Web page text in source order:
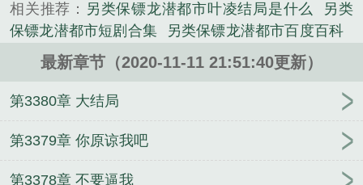
《另类保镖：龙潜都市》是风流小二精心创作的都市
小说类小说。
相关推荐： 另类保镖龙潜都市叶凌结局是什么
另类
保镖龙潜都市短剧合集
另类保镖龙潜都市百度百科
另类保镖龙潜都市超凡兵王叶凌天角色表 另类保镖
龙潜都市叶凌天李雨欣续集
另类保镖龙潜都市演员
表
另类保镖龙潜都市跟桃运保镖剧情很像
另类保镖
潜都市李雨欣作者是谁
另类保镖龙潜都市李燕死在
最新章节（2020-11-11 21:51:40更新）
第3380章 大结局
第3379章 你原谅我吧
第3378章 不要逼我